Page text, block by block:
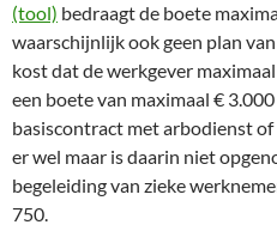
(tool) bedraagt de boete
waarschijnlijk ook geen plan
kost dat de werkgever
een boete van maximaal €
basiscontract met arbodienst
er wel maar is daarin niet
begeleiding van zieke
750.